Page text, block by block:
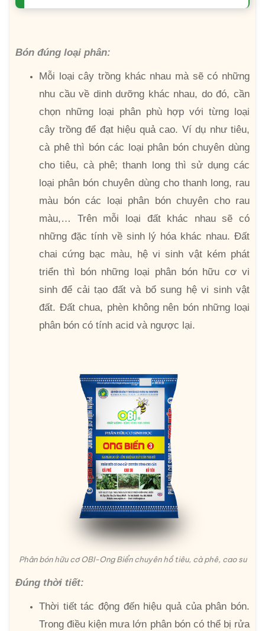
Bón đúng loại phân:
Mỗi loại cây trồng khác nhau mà sẽ có những
nhu cầu về dinh dưỡng khác nhau, do đó, cần
chọn những loại phân phù hợp với từng loại
cây trồng để đạt hiệu quả cao. Ví dụ như tiêu,
cà phê thì bón các loại phân bón chuyên dùng
cho tiêu, cà phê; thanh long thì sử dụng các
loại phân bón chuyên dùng cho thanh long, rau
màu bón các loại phân bón chuyên cho rau
màu,… Trên mỗi loại đất khác nhau sẽ có
những đặc tính về sinh lý hóa khác nhau. Đất
chai cứng bạc màu, hệ vi sinh vật kém phát
triển thì bón những loại phân bón hữu cơ vi
sinh để cải tạo đất và bổ sung hệ vi sinh vật
đất. Đất chua, phèn không nên bón những loại
phân bón có tính acid và ngược lại.
Phân bón hữu cơ OBI-Ong Biển chuyên hồ tiêu, cà phê, cao su
Đúng thời tiết:
Thời tiết tác động đến hiệu quả của phân bón.
Trong điều kiện mưa lớn phân bón có thể bị rửa